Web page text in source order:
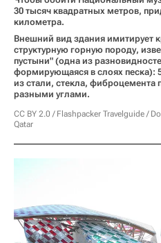
30 тысяч квадратных метров,
километра.
Внешний вид здания имитирует
структурную горную породу,
пустыни" (одна из
формирующаяся в слоях песка):
из стали, стекла, фиброцемента
разными углами.
CC BY 2.0 / Flashpacker Travelguide /
Qatar